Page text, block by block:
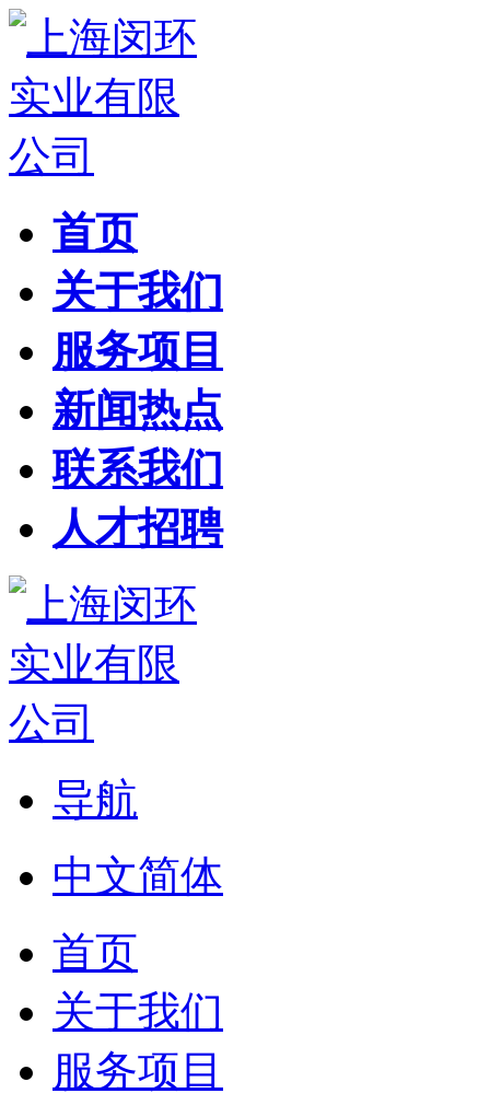
首页
关于我们
服务项目
新闻热点
联系我们
人才招聘
导航
中文简体
首页
关于我们
服务项目